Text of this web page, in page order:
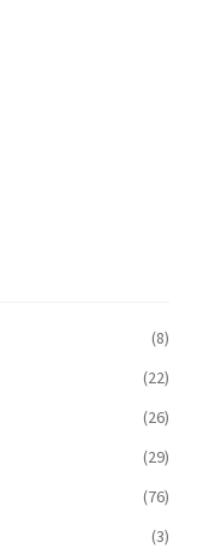
(8)
(22)
(26)
(29)
(76)
(3)